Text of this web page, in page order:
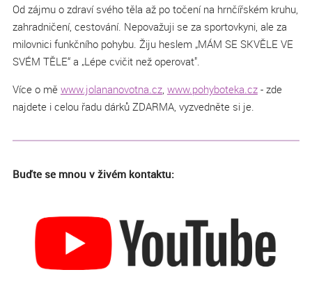
Od zájmu o zdraví svého těla až po točení na hrnčířském kruhu,
zahradničení, cestování. Nepovažuji se za sportovkyni, ale za
milovnici funkčního pohybu. Žiju heslem „MÁM SE SKVĚLE VE
SVÉM TĚLE“ a „Lépe cvičit než operovat".
Více o mě www.jolananovotna.cz, www.pohyboteka.cz- zde
najdete i celou řadu dárků ZDARMA, vyzvedněte si je.
Buďte se mnou v živém kontaktu: